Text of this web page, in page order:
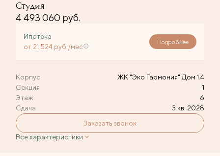
Студия
4 493 060 руб.
Ипотека
от 21 524 руб./мес
Подробнее
Корпус
ЖК "Эко Гармония" Дом 1.4
Секция
1
Этаж
6
Сдача
3 кв. 2028
Заказать звонок
Все характеристики